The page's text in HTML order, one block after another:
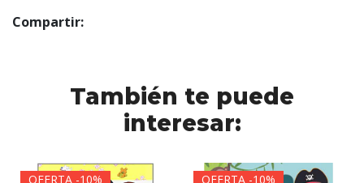
Compartir:
También te puede
interesar:
OFERTA -10% OFERTA -10%